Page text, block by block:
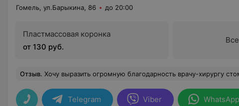
Гомель, ул.Барыкина, 86 до 20:00
Пластмассовая коронка
от 130 руб.
Отзыв. Хочу выразить огромную благодарность врачу-хирургу стоматологу Ахтырченко Евгению Витальевичу. Удаляла верхнюю восьмерку, всем кто боится рекомендую посетить именно Евгения Витальевича. Перед удалением врач все объясняет , что будет происходить, все
Telegram Viber WhatsApp